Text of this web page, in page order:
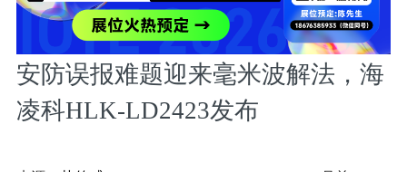
安防误报难题迎来毫米波解法，海
凌科HLK-LD2423发布